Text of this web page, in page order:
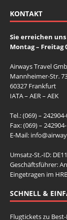
KONTAKT
Sie erreichen
Montag – Freitag
Airways Travel
Mannheimer-Str.
60327 Frankfurt
IATA – AER – AEK
Tel.: (069) –
Fax: (069) –
E-Mail:
Umsatz-St.-ID:
Geschäftsführer:
Eingetragen im
SCHNELL &
Flugtickets zu